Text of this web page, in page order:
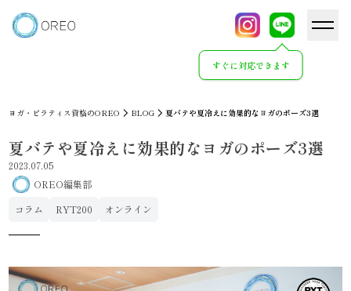
すぐに対応できます
ヨガ・ピラティス資格のOREO BLOG 夏バテや夏冷えに効果的なヨガのポーズ3選
夏バテや夏冷えに効果的なヨガのポーズ3選
2023.07.05
OREO編集部
コラム
RYT200 オンライン